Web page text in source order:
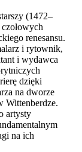
(1472–
renesansu.
i rytownik,
i wydawca
dzięki
na dworze
Wittenberdze.
artysty
na ich